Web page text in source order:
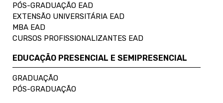
PÓS-GRADUAÇÃO EAD
EXTENSÃO UNIVERSITÁRIA EAD
MBA EAD
CURSOS PROFISSIONALIZANTES EAD
EDUCAÇÃO PRESENCIAL E SEMIPRESENCIAL
GRADUAÇÃO
PÓS-GRADUAÇÃO